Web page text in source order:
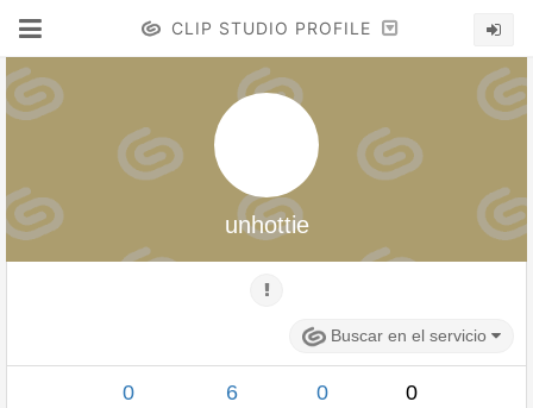
CLIP STUDIO PROFILE
unhottie
Buscar en el servicio
0 6 0 0